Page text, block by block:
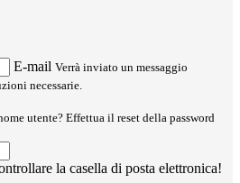
E-mail Verrà inviato un messaggio
necessarie.
utente? Effettua il reset della password
la casella di posta elettronica!